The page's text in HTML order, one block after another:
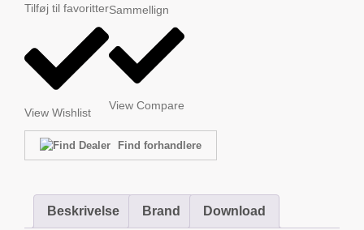
Tilføj til favoritter
View Wishlist
Sammellign
View Compare
Find forhandlere
Beskrivelse Brand Download